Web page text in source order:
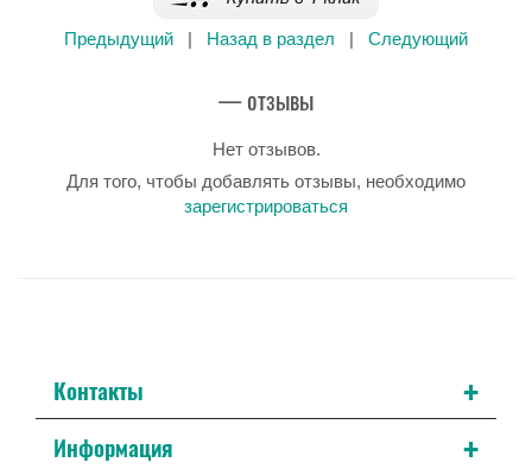
Предыдущий | Назад в раздел | Следующий
— отзывы
Нет отзывов.
Для того, чтобы добавлять отзывы, необходимо
зарегистрироваться
Контакты +
Информация +